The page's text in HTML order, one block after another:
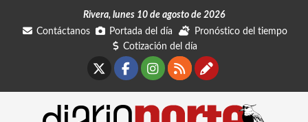
Rivera, lunes 10 de agosto de 2026
Contáctanos
Portada del día
Pronóstico del tiempo
Cotización del día
Facebook
Instagram
RSSContáctanos